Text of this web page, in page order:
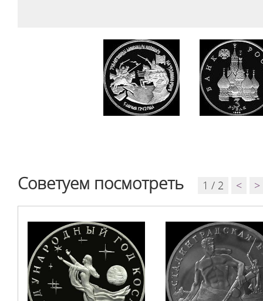
Советуем посмотреть 1 / 2 < >